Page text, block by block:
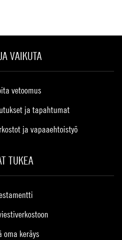
VAIKUTA
vetoomus
ja tapahtumat
ja vapaaehtoistyö
TUKEA
oma keräys